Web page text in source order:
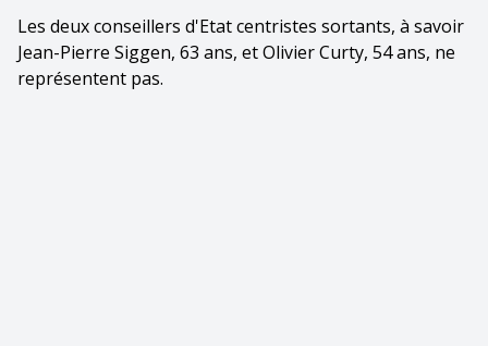
Les deux conseillers d'Etat centristes sortants, à savoir
Jean-Pierre Siggen, 63 ans, et Olivier Curty, 54 ans, ne
représentent pas.